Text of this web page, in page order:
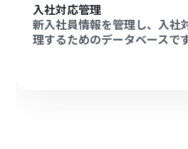
入社対応管理
新入社員情報を管理し、入社
理するためのデータベースです